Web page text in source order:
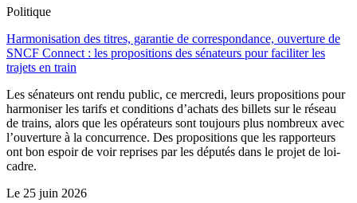
Politique
Harmonisation des titres, garantie de correspondance, ouverture de
SNCF Connect : les propositions des sénateurs pour faciliter les
trajets en train
Les sénateurs ont rendu public, ce mercredi, leurs propositions pour
harmoniser les tarifs et conditions d’achats des billets sur le réseau
de trains, alors que les opérateurs sont toujours plus nombreux avec
l’ouverture à la concurrence. Des propositions que les rapporteurs
ont bon espoir de voir reprises par les députés dans le projet de loi-
cadre.
Le 25 juin 2026